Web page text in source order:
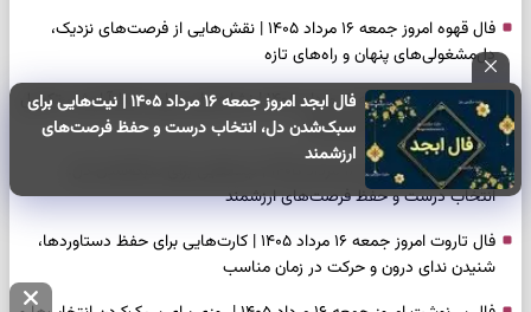
فال ابجد امروز جمعه ۱۶ مرداد ۱۴۰۵ | نیت‌هایی برای
سبک‌شدن دل، انتخاب درست و حفظ فرصت‌های
ارزشمند
فال قهوه امروز جمعه ۱۶ مرداد ۱۴۰۵ | نقش‌هایی از فرصت‌های نزدیک،
دل‌مشغولی‌های پنهان و راه‌های تازه
فال شمع امروز جمعه ۱۶ مرداد ۱۴۰۵ | نشانه‌هایی برای حفظ آرامش، تکمیل
کارها و روشن‌کردن خواسته‌ها
انتخاب درست و حفظ فرصت‌های ارزشمند
فال تاروت امروز جمعه ۱۶ مرداد ۱۴۰۵ | کارت‌هایی برای حفظ دستاوردها،
شنیدن ندای درون و حرکت در زمان مناسب